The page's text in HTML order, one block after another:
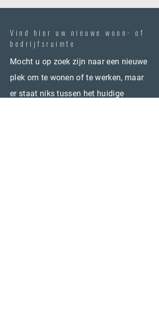
Vind hier uw nieuwe woon- of
bedrijfsruimte
Mocht u op zoek zijn naar een nieuwe
plek om te wonen of te werken, maar
er staat niks tussen het huidige